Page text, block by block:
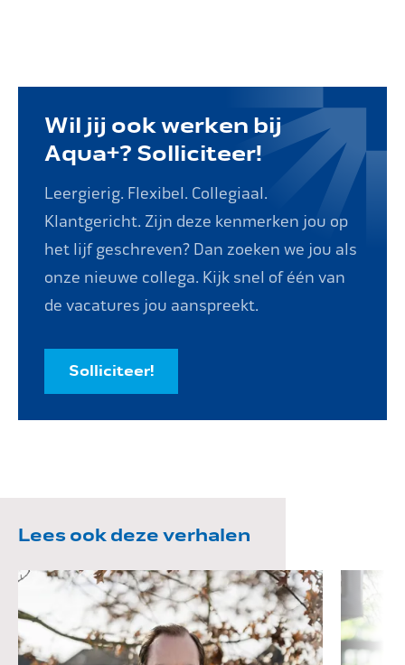
Wil jij ook werken bij
Aqua+? Solliciteer!
Leergierig. Flexibel. Collegiaal.
Klantgericht. Zijn deze kenmerken jou op
het lijf geschreven? Dan zoeken we jou als
onze nieuwe collega. Kijk snel of één van
de vacatures jou aanspreekt.
Solliciteer!
Lees ook deze verhalen